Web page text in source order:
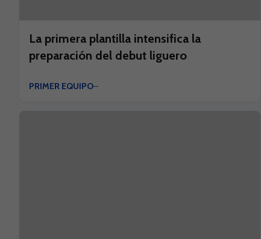
La primera plantilla intensifica la
preparación del debut liguero
PRIMER EQUIPO